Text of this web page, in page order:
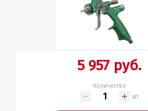
5 957 руб.
Количество
шт